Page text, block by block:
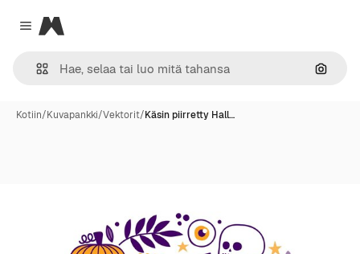
Close menu
Magnific
Hae
Kotiin/Kuvapankki/Vektorit/Käsin piirretty Hall…